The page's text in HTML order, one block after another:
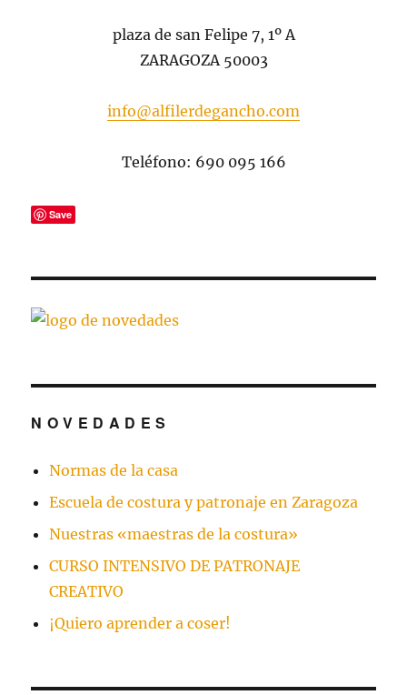
plaza de san Felipe 7, 1º A
ZARAGOZA 50003
info@alfilerdegancho.com
Teléfono: 690 095 166
Save
N O V E D A D E S
Normas de la casa
Escuela de costura y patronaje en Zaragoza
Nuestras «maestras de la costura»
CURSO INTENSIVO DE PATRONAJE
CREATIVO
¡Quiero aprender a coser!